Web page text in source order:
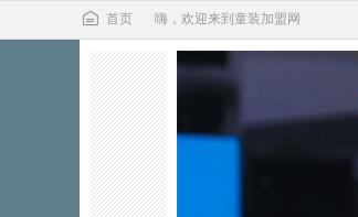
首页 嗨，欢迎来到童装加盟网